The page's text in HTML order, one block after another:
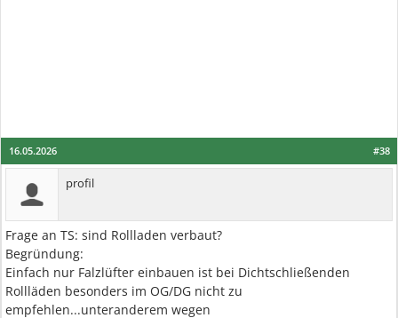
#38
16.05.2026
profil
Frage an TS: sind Rollladen verbaut?
Begründung:
Einfach nur Falzlüfter einbauen ist bei Dichtschließenden
Rollläden besonders im OG/DG nicht zu
empfehlen...unteranderem wegen